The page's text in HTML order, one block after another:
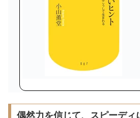
偶然力を信じて、スピーディ